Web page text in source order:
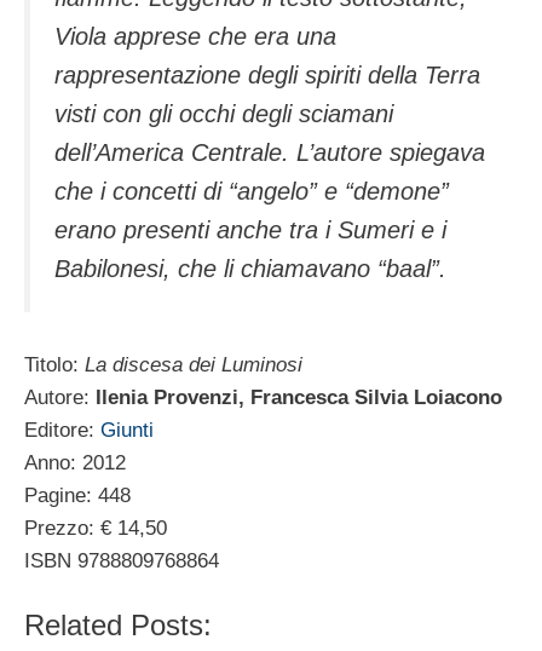
Viola apprese che era una
rappresentazione degli spiriti della Terra
visti con gli occhi degli sciamani
dell’America Centrale. L’autore spiegava
che i concetti di “angelo” e “demone”
erano presenti anche tra i Sumeri e i
Babilonesi, che li chiamavano “baal”.
Titolo: La discesa dei Luminosi
Autore:
Ilenia Provenzi, Francesca Silvia Loiacono
Editore: Giunti
Anno: 2012
Pagine: 448
Prezzo: € 14,50
ISBN 9788809768864
Related Posts: